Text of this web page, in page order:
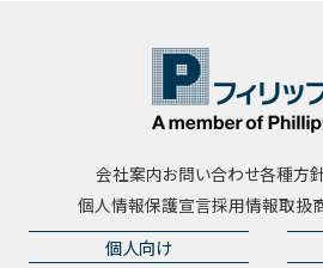
会社案内お問い合わせ各種方
個人情報保護宣言採用情報取扱
個人向け